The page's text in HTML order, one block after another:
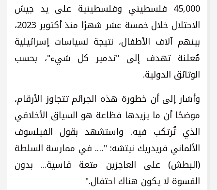
45,000 فلسطيني وفلسطينية على يد جيش
الاحتلال خلال خمسة عشر شهرًا منذ أكتوبر 2023،
بينهم آلاف الأطفال، نتيجة لسياسات إسرائيلية
مُعلنة تهدف إلى "تدمير كل شيء"، بحسب
الوثائق الدولية.
وأشار إلى أن خطورة هذه الجرائم تتجاوز الأرقام،
موضحًا أن ما يزيدها فظاعة هو السياق الأخلاقي
الذي تُرتكب فيه. واستشهد بقول الفيلسوف
الألماني فريدريك نيتشه: "…. في ممارسة السلطة
(البطش) على العاجزين متعة قاسية... بدون
القسوة لا يكون هناك احتفال."